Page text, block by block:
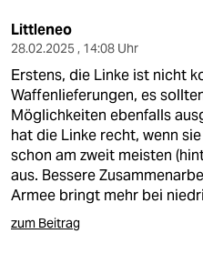
Littleneo
28.02.2025 , 14:08 Uhr
Erstens, die Linke ist nicht
Waffenlieferungen, es
Möglichkeiten ebenfalls
hat die Linke recht, wenn
schon am zweit meisten
aus. Bessere
Armee bringt mehr bei
zum Beitrag